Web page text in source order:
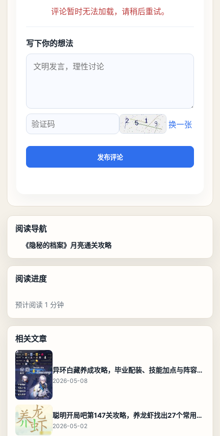
评论暂时无法加载，请稍后重试。
写下你的想法
验证码
换一张
发布评论
阅读导航
《隐秘的档案》月亮通关攻略
阅读进度
预计阅读 1 分钟
相关文章
异环白藏养成攻略，毕业配装、技能加点与阵容搭配保姆级解析
2026-05-08
聪明开局吧第147关攻略，养龙虾找出27个常用字通关答案
2026-05-02